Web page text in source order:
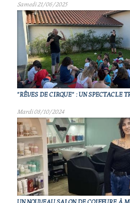
Samedi 21/06/2025
"RÊVES DE CIRQUE" : UN SPECTACLE
Mardi 08/10/2024